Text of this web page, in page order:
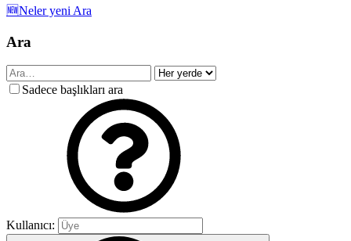
🆕Neler yeni Ara
Ara
Sadece başlıkları ara
Kullanıcı: